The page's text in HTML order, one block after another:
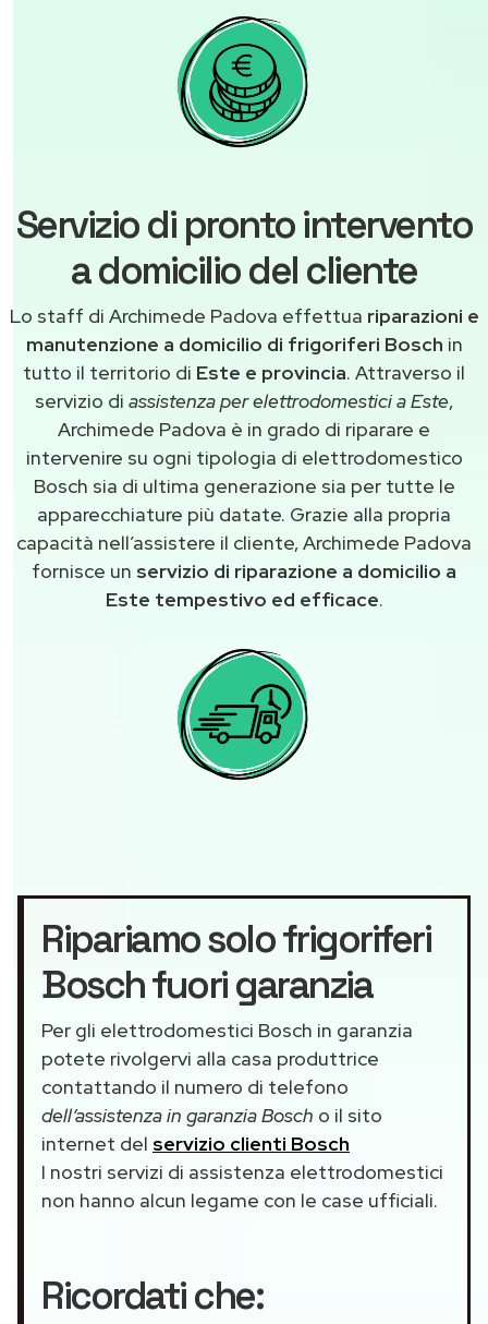
Servizio di pronto intervento
a domicilio del cliente
Lo staff di Archimede Padova effettua riparazioni e
manutenzione a domicilio di frigoriferi Bosch in
tutto il territorio di Este e provincia. Attraverso il
servizio di assistenza per elettrodomestici a Este,
Archimede Padova è in grado di riparare e
intervenire su ogni tipologia di elettrodomestico
Bosch sia di ultima generazione sia per tutte le
apparecchiature più datate. Grazie alla propria
capacità nell’assistere il cliente, Archimede Padova
fornisce un servizio di riparazione a domicilio a
Este tempestivo ed efficace.
Ripariamo solo frigoriferi
Bosch fuori garanzia
Per gli elettrodomestici Bosch in garanzia
potete rivolgervi alla casa produttrice
contattando il numero di telefono
dell’assistenza in garanzia Bosch o il sito
internet del servizio clienti Bosch
I nostri servizi di assistenza elettrodomestici
non hanno alcun legame con le case ufficiali.
Ricordati che: